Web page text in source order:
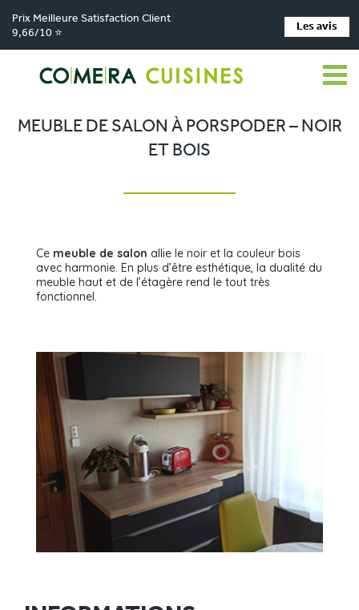
Prix Meilleure Satisfaction Client
9,66/10 ⭐
Les avis
Comera Cuisines > Nos magasins de cuisine > Cuisiniste SAINT-RENAN >
Réalisations > Meuble de salon à Porspoder – Noir et bois
MEUBLE DE SALON À PORSPODER – NOIR
ET BOIS
Ce meuble de salon allie le noir et la couleur bois
avec harmonie. En plus d’être esthétique, la dualité du
meuble haut et de l’étagère rend le tout très
fonctionnel.